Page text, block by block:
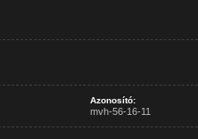
Azonosító:
mvh-56-16-11